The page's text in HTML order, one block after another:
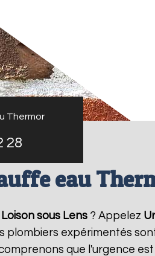
Thermor
28
eau
Loison sous Lens? Appelez
plombiers expérimentés
que l'urgence